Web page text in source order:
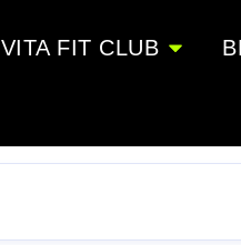
VITA FIT CLUB